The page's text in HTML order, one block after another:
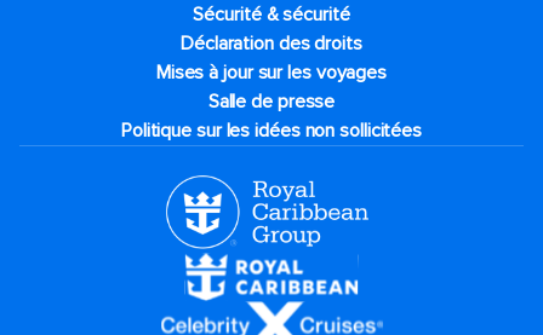
Sécurité & sécurité
Déclaration des droits
Mises à jour sur les voyages
Salle de presse
Politique sur les idées non sollicitées